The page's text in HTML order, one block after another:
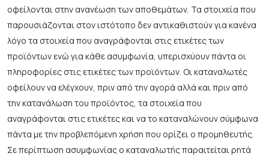
οφείλονται στην ανανέωση των αποθεμάτων. Τα στοιχεία που
παρουσιάζονται στον ιστότοπο δεν αντικαθιστούν για κανένα
λόγο τα στοιχεία που αναγράφονται στις ετικέτες των
προϊόντων ενώ για κάθε ασυμφωνία, υπερισχύουν πάντα οι
πληροφορίες στις ετικέτες των προϊόντων. Οι καταναλωτές
οφείλουν να ελέγχουν, πριν από την αγορά αλλά και πριν από
την κατανάλωση του προϊόντος, τα στοιχεία που
αναγράφονται στις ετικέτες και να το καταναλώνουν σύμφωνα
πάντα με την προβλεπόμενη χρήση που ορίζει ο προμηθευτής.
Σε περίπτωση ασυμφωνίας ο καταναλωτής παραιτείται ρητά